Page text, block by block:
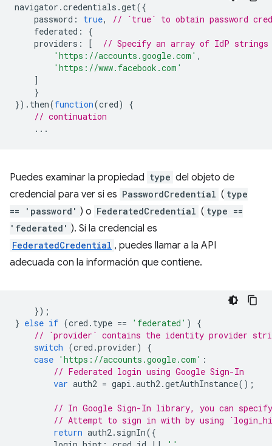
navigator .credentials .get({
password : true,
// `true` to obtain password
federated :
{
providers : [
// Specify an array of IdP strings
'https://accounts.google.com' ,
'https://www.facebook.com'
]
}
}). then(function(cred)
{
// continuation
...
Puedes examinar la propiedad type del objeto de
credencial para ver si es PasswordCredential ( type
== 'password' ) o FederatedCredential ( type ==
'federated' ). Si la credencial es
FederatedCredential , puedes llamar a la API
adecuada con la información que contiene.
});
} else if (cred . type == 'federated' )
{
// `provider` contains the identity provider
switch (cred .provider)
{
case 'https://accounts.google.com' :
// Federated login using Google Sign-In
var auth2 = gapi .auth2 .getAuthInstance();
// In Google Sign-In library, you can
// Attempt to sign in with by using
return auth2 . signIn({